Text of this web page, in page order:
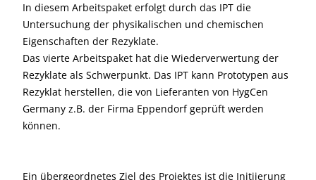
In diesem Arbeitspaket erfolgt durch das IPT die
Untersuchung der physikalischen und chemischen
Eigenschaften der Rezyklate.
Das vierte Arbeitspaket hat die Wiederverwertung der
Rezyklate als Schwerpunkt. Das IPT kann Prototypen aus
Rezyklat herstellen, die von Lieferanten von HygCen
Germany z.B. der Firma Eppendorf geprüft werden
können.
Ein übergeordnetes Ziel des Projektes ist die Initiierung